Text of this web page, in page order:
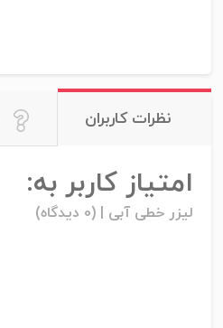
نظرات کاربران
امتیاز کاربر به:
لیزر خطی آبی |(0 دیدگاه)